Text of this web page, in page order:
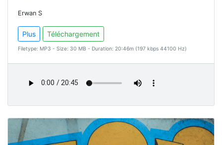
Erwan S
Plus Téléchargement
Filetype: MP3 - Size: 30 MB - Duration: 20:46m (197 kbps 44100 Hz)